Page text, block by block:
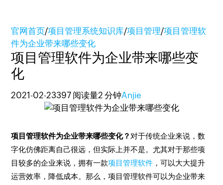
官网首页/项目管理系统知识库/项目管理/项目管理软
件为企业带来哪些变化
项目管理软件为企业带来哪些变
化
2021-02-23397 阅读量2 分钟Anjie
项目管理软件为企业带来哪些变化？ 对于传统企业来说，数
字化仿佛距离自己很远，但实际上并不是。尤其对于那些项
目较多的企业来说，拥有一款项目管理软件 ，可以大大提升
运营效率，降低成本。那么，项目管理软件可以为企业带来